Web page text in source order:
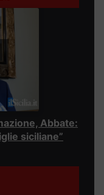
Abbate:
siciliane”